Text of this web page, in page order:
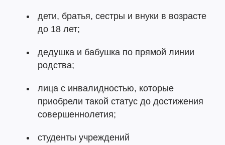
дети, братья, сестры и внуки в возрасте
до 18 лет;
дедушка и бабушка по прямой линии
родства;
лица с инвалидностью, которые
приобрели такой статус до достижения
совершеннолетия;
студенты учреждений